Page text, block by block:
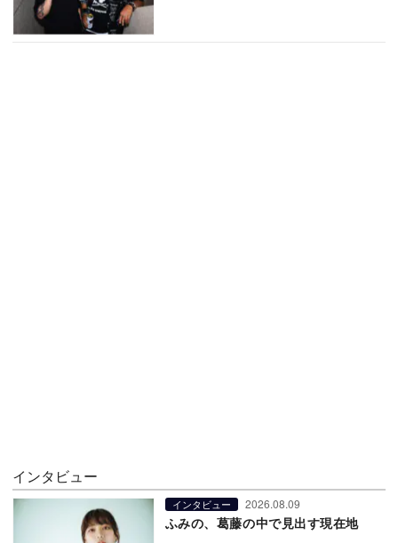
インタビュー
インタビュー 2026.08.09
ふみの、葛藤の中で見出す現在地